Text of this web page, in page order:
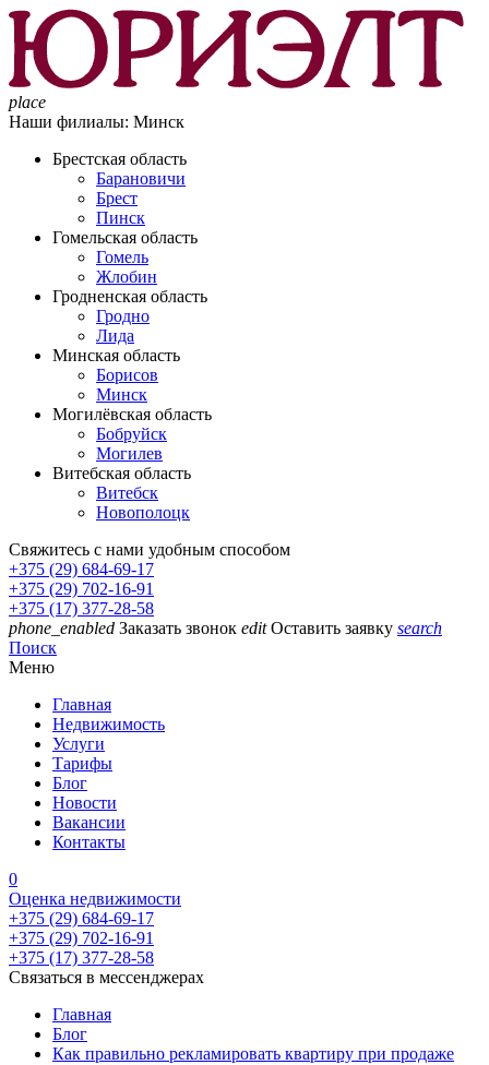
place
Наши филиалы: Минск
Брестская область
Барановичи
Брест
Пинск
Гомельская область
Гомель
Жлобин
Гродненская область
Гродно
Лида
Минская область
Борисов
Минск
Могилёвская область
Бобруйск
Могилев
Витебская область
Витебск
Новополоцк
Свяжитесь с нами удобным способом
+375 (29) 684-69-17
+375 (29) 702-16-91
+375 (17) 377-28-58
phone_enabled Заказать звонок edit Оставить заявку search
Поиск
Меню
Главная
Недвижимость
Услуги
Тарифы
Блог
Новости
Вакансии
Контакты
0
Оценка недвижимости
+375 (29) 684-69-17
+375 (29) 702-16-91
+375 (17) 377-28-58
Связаться в мессенджерах
Главная
Блог
Как правильно рекламировать квартиру при продаже